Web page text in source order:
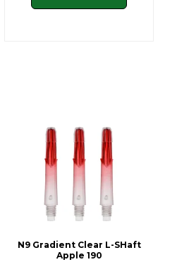
N9 Gradient Clear L-SHaft
Apple 190